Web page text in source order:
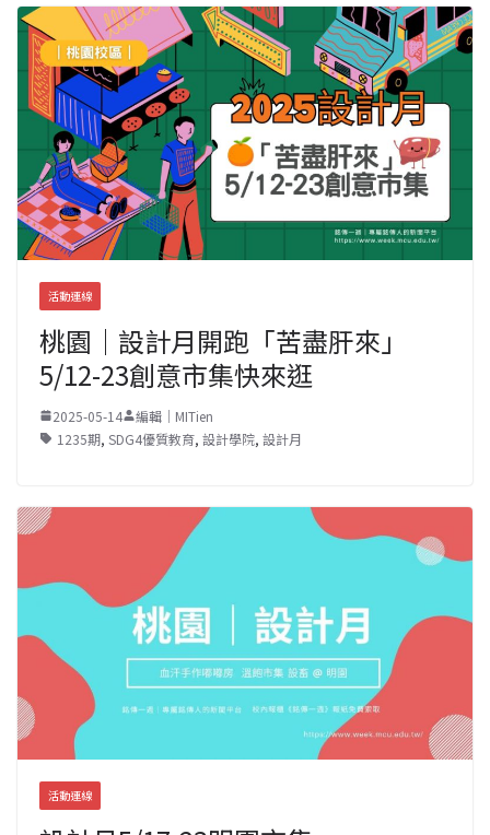
活動連線
桃園｜設計月開跑「苦盡肝來」
5/12-23創意市集快來逛
2025-05-14
編輯｜MITien
1235期, SDG4優質教育, 設計學院, 設計月
活動連線